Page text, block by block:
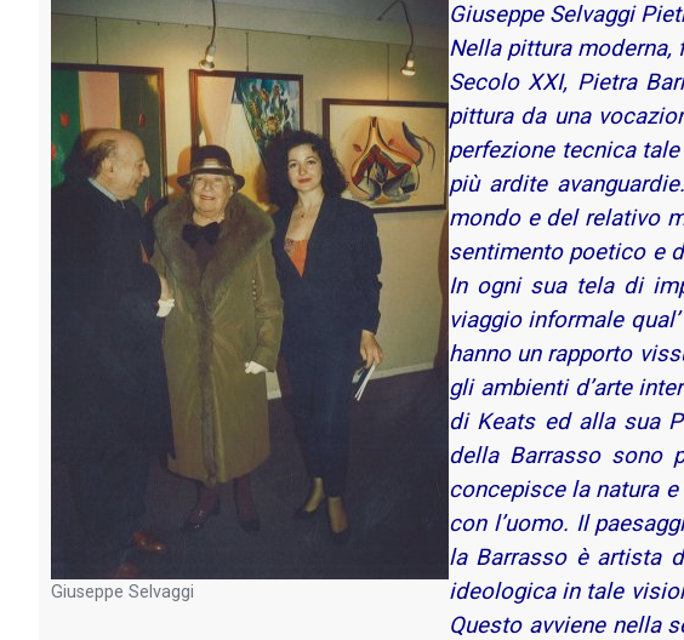
Giuseppe Selvaggi
Giuseppe Selvaggi
Nella pittura moderna,
Secolo XXI, Pietra
pittura da una
perfezione tecnica
più ardite
mondo e del relativo
sentimento poetico e
In ogni sua tela di
viaggio informale
hanno un rapporto
gli ambienti d’arte
di Keats ed alla sua
della Barrasso sono
concepisce la natura
con l’uomo. Il
la Barrasso è artista
ideologica in tale
Questo avviene nella